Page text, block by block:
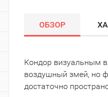
ОБЗОР
Кондор визуальным
воздушный змей, но
достаточно